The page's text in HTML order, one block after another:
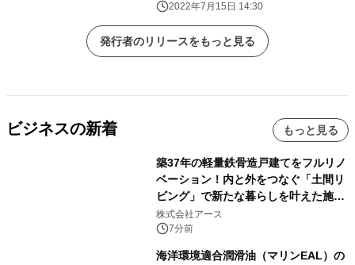
2022年7月15日 14:30
発行者のリリースをもっと見る
ビジネスの新着 もっと見る
築37年の軽量鉄骨造戸建てをフルリノ
ベーション！内と外をつなぐ「土間リ
ビング」で新たな暮らしを叶えた施工
事例を株式会社アースが公開
株式会社アース
7分前
海洋環境適合潤滑油（マリンEAL）の